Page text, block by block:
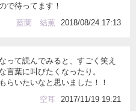
で待ってます！
藍蘭 結薫
2018/08/24 17:13
って読んでみると、すごく笑え
葉に叫びたくなったり。
らいたいなと思いました！！
空耳
2017/11/19 19:21